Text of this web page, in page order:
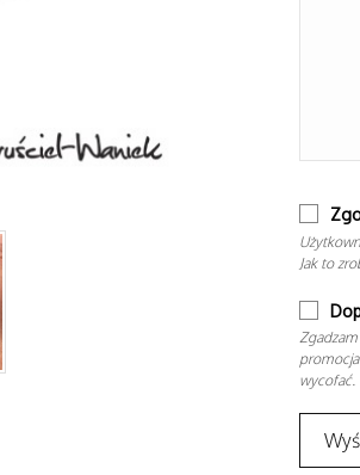
Jak to
wycofać.